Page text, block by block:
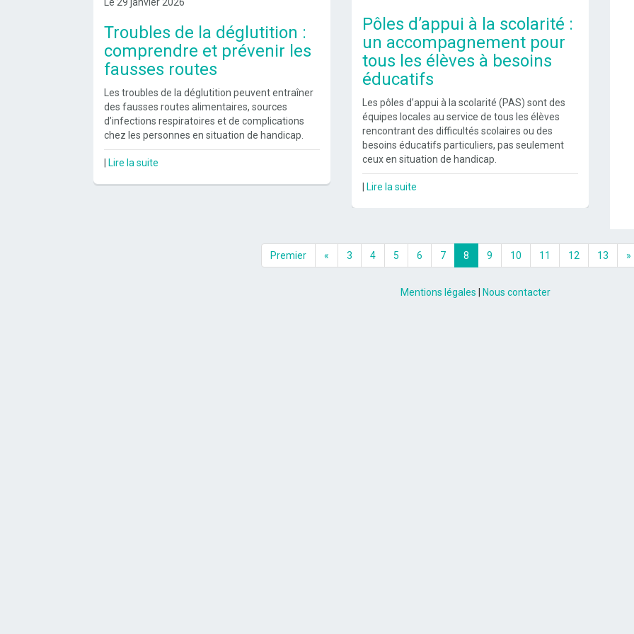
Pôles d’appui à la scolarité :
un accompagnement pour
tous les élèves à besoins
éducatifs
Les pôles d’appui à la scolarité (PAS) sont des
équipes locales au service de tous les élèves
rencontrant des difficultés scolaires ou des
besoins éducatifs particuliers, pas seulement
ceux en situation de handicap.
Lire la suite
Troubles de la déglutition :
comprendre et prévenir les
fausses routes
Les troubles de la déglutition peuvent entraîner
des fausses routes alimentaires, sources
d’infections respiratoires et de complications
chez les personnes en situation de handicap.
Lire la suite
Premier « 3 4 5 6 7 8 9 10 11 12 13 »
Mentions légales Nous contacter